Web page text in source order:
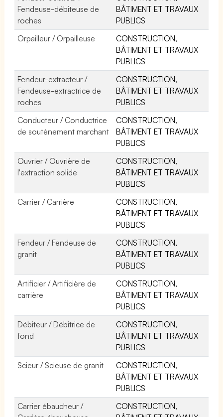
Fendeuse-débiteuse de
roches
BÂTIMENT ET TRAVAUX
PUBLICS
Orpailleur / Orpailleuse
CONSTRUCTION,
BÂTIMENT ET TRAVAUX
PUBLICS
Fendeur-extracteur /
Fendeuse-extractrice de
roches
CONSTRUCTION,
BÂTIMENT ET TRAVAUX
PUBLICS
Conducteur / Conductrice
de soutènement marchant
CONSTRUCTION,
BÂTIMENT ET TRAVAUX
PUBLICS
Ouvrier / Ouvrière de
l'extraction solide
CONSTRUCTION,
BÂTIMENT ET TRAVAUX
PUBLICS
Carrier / Carrière
CONSTRUCTION,
BÂTIMENT ET TRAVAUX
PUBLICS
Fendeur / Fendeuse de
granit
CONSTRUCTION,
BÂTIMENT ET TRAVAUX
PUBLICS
Artificier / Artificière de
carrière
CONSTRUCTION,
BÂTIMENT ET TRAVAUX
PUBLICS
Débiteur / Débitrice de
fond
CONSTRUCTION,
BÂTIMENT ET TRAVAUX
PUBLICS
Scieur / Scieuse de granit
CONSTRUCTION,
BÂTIMENT ET TRAVAUX
PUBLICS
Carrier ébaucheur /
CONSTRUCTION,